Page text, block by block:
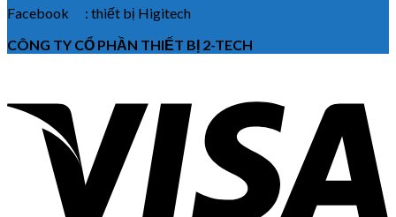
Facebook : thiết bị Higitech
CÔNG TY CỔ PHẦN THIẾT BỊ 2-TECH